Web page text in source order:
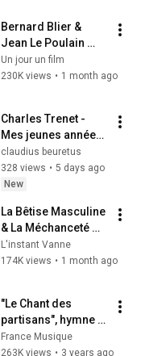
Bernard Blier &
Jean Le Poulain
irrésistibles 😂 | Elle
boit pas, elle fume
Un jour un film
230K views • 1 month ago
Charles Trenet -
Mes jeunes années (
1950 )
claudius beuretus
328 views • 5 days ago
New
La Bêtise Masculine
& La Méchanceté
Féminine | Blanche
Gardin Humour
L'instant Vanne
174K views • 1 month ago
"Le Chant des
partisans", hymne
de la Résistance -
Culture prime
France Musique
263K views • 3 years ago